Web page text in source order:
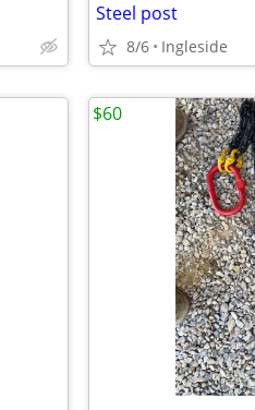
Steel post
8/6 Ingleside
$60